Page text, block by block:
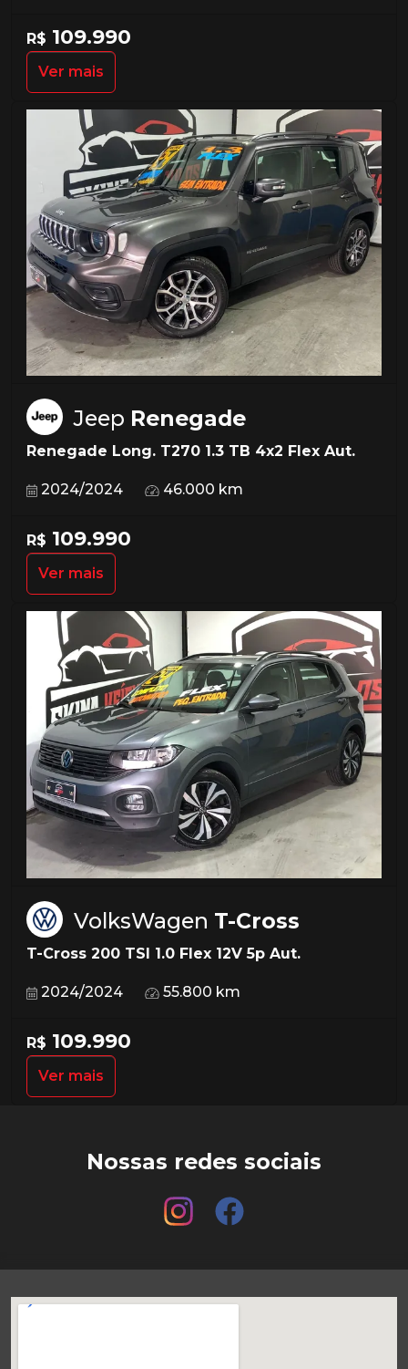
R$ 109.990
Ver mais
Jeep Renegade
Renegade Long. T270 1.3 TB 4x2 Flex Aut.
2024/2024 46.000 km
R$ 109.990
Ver mais
VolksWagen T-Cross
T-Cross 200 TSI 1.0 Flex 12V 5p Aut.
2024/2024 55.800 km
R$ 109.990
Ver mais
Nossas redes sociais